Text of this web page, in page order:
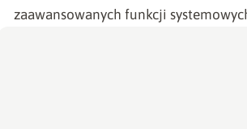
zaawansowanych funkcji